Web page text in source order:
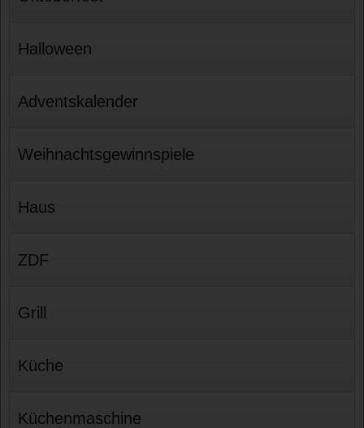
Halloween
Adventskalender
Weihnachtsgewinnspiele
Haus
ZDF
Grill
Küche
Küchenmaschine